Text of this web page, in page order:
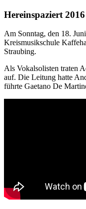
Hereinspaziert 2016
Am Sonntag, den 18.
Kreismusikschule
Straubing.
Als Vokalsolisten traten
auf. Die Leitung hatte
führte Gaetano De